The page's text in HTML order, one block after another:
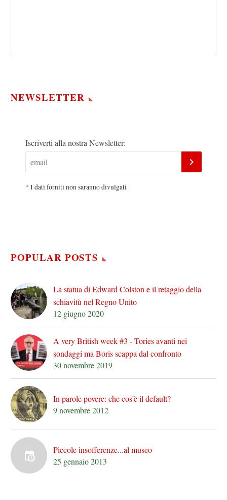
NEWSLETTER
Iscriverti alla nostra Newsletter:
* I dati forniti non saranno divulgati
POPULAR POSTS
La statua di Edward Colston e il retaggio della
schiavitù nel Regno Unito
12 giugno 2020
A very British week #3 - Tories avanti nei
sondaggi ma Boris scappa dal confronto
30 novembre 2019
In parole povere: che cos'è il default?
9 novembre 2012
Piccole insofferenze...al museo
25 gennaio 2013